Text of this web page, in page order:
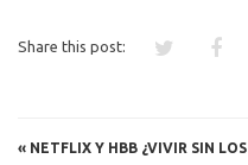
Share this post:
« NETFLIX Y HBB ¿VIVIR SIN LOS